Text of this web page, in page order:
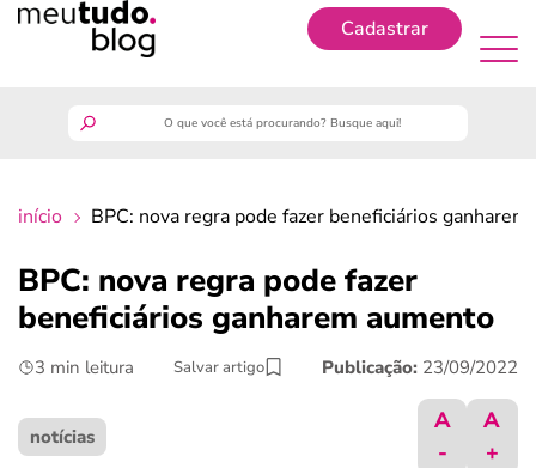
Cadastrar
finanças
benefícios
crédito fácil
início BPC: nova regra pode fazer beneficiários
BPC: nova regra pode fazer
beneficiários ganharem aumento
3 min leitura Salvar artigo Publicação: 23/09/2022
notícias
A
-
A
+